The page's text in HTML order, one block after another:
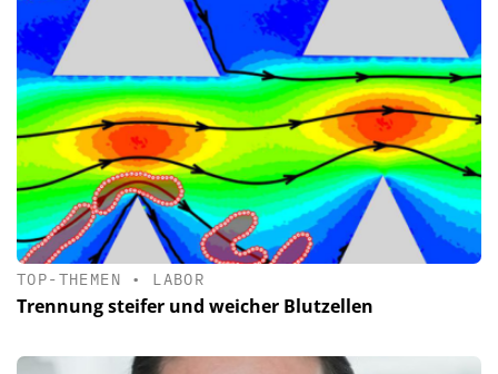
TOP-THEMEN • LABOR
Trennung steifer und weicher Blutzellen